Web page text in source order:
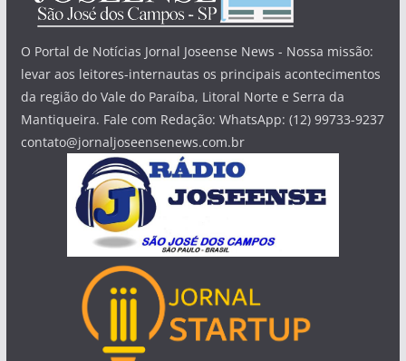
O Portal de Notícias Jornal Joseense News - Nossa missão:
levar aos leitores-internautas os principais acontecimentos
da região do Vale do Paraíba, Litoral Norte e Serra da
Mantiqueira. Fale com Redação: WhatsApp: (12) 99733-9237
contato@jornaljoseensenews.com.br